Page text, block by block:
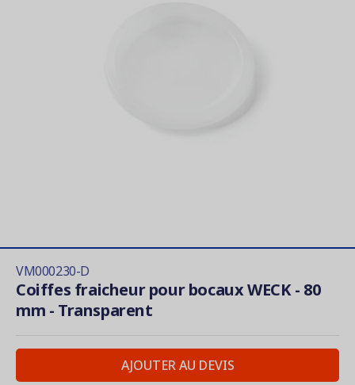
VM000230-D
Coiffes fraicheur pour bocaux WECK - 80
mm - Transparent
AJOUTER AU DEVIS